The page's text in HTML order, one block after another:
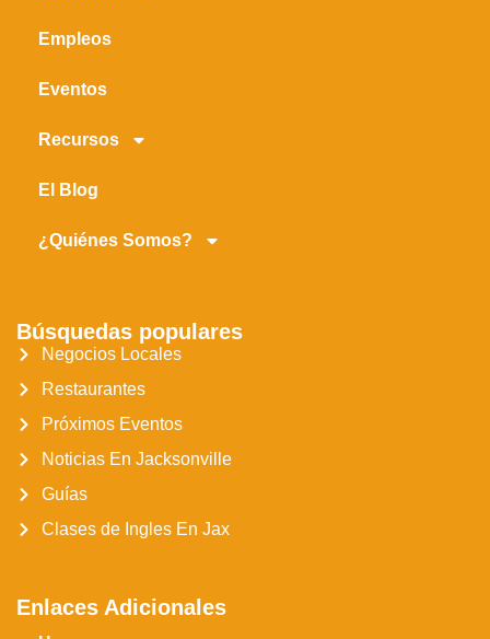
Empleos
Eventos
Recursos
El Blog
¿Quiénes Somos?
Búsquedas populares
Negocios Locales
Restaurantes
Próximos Eventos
Noticias En Jacksonville
Guías
Clases de Ingles En Jax
Enlaces Adicionales